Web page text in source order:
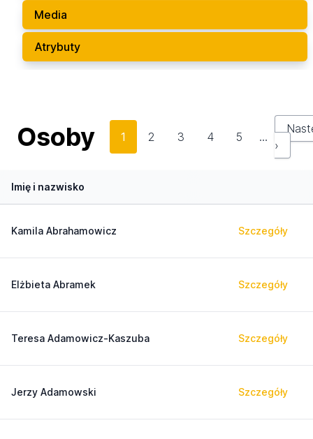
Media
Atrybuty
Osoby 1 2 3 4 5 …
›
Imię i nazwisko
Kamila Abrahamowicz Szczegóły
Elżbieta Abramek Szczegóły
Teresa Adamowicz-Kaszuba Szczegóły
Jerzy Adamowski Szczegóły